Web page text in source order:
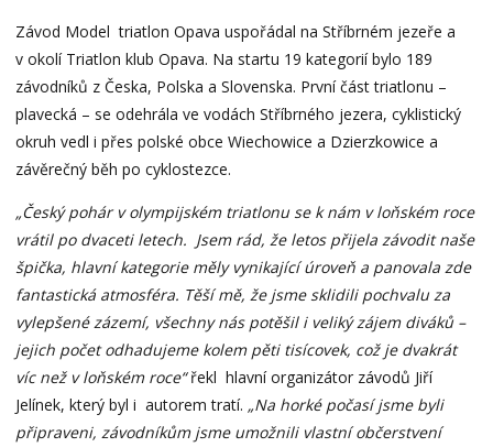
Závod Model triatlon Opava uspořádal na Stříbrném jezeře a
v okolí Triatlon klub Opava. Na startu 19 kategorií bylo 189
závodníků z Česka, Polska a Slovenska. První část triatlonu –
plavecká – se odehrála ve vodách Stříbrného jezera, cyklistický
okruh vedl i přes polské obce Wiechowice a Dzierzkowice a
závěrečný běh po cyklostezce.
„Český pohár v olympijském triatlonu se k nám v loňském roce
vrátil po dvaceti letech. Jsem rád, že letos přijela závodit naše
špička, hlavní kategorie měly vynikající úroveň a panovala zde
fantastická atmosféra. Těší mě, že jsme sklidili pochvalu za
vylepšené zázemí, všechny nás potěšil i veliký zájem diváků –
jejich počet odhadujeme kolem pěti tisícovek, což je dvakrát
víc než v loňském roce“řekl hlavní organizátor závodů Jiří
Jelínek, který byl i autorem tratí. „Na horké počasí jsme byli
připraveni, závodníkům jsme umožnili vlastní občerstvení